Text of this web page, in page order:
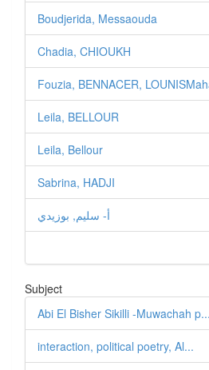
Boudjerida, Messaouda
Chadia, CHIOUKH
Fouzia, BENNACER,
Leila, BELLOUR
Leila, Bellour
Sabrina, HADJI
أ- سليم, بوزيدي
Subject
Abi El Bisher Sikilli -Muwachah p...
interaction, political poetry, Al...